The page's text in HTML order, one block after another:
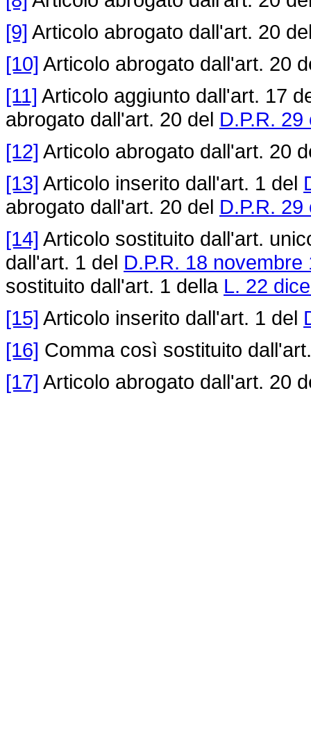
[9] Articolo abrogato dall'art. 20
[10] Articolo abrogato dall'art. 20
[11] Articolo aggiunto dall'art. 17
abrogato dall'art. 20 del D.P.R.
[12] Articolo abrogato dall'art. 20
[13] Articolo inserito dall'art. 1 del
abrogato dall'art. 20 del D.P.R.
[14] Articolo sostituito dall'art.
dall'art. 1 del D.P.R. 18
sostituito dall'art. 1 della L. 22
[15] Articolo inserito dall'art. 1 del
[16] Comma così sostituito
[17] Articolo abrogato dall'art. 20